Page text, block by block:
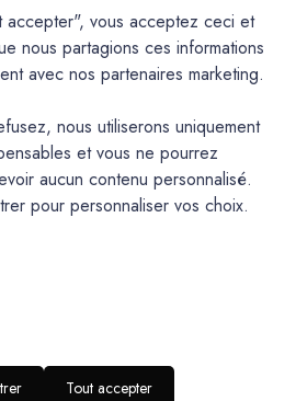
application déconseillée à
suivantes : AGAVE, ALBERTE,
BIMONT, BISOU, CAFOUCH,
GRAND PIN, JOUBARBE,
MINOT, MIRAMAR, MON
PICNIC, SARTINE,
qui peuvent être utilisées à
accepter", vous acceptez ceci et
nous partagions ces informations
avec nos partenaires marketing.
nous utiliserons uniquement
et vous ne pourrez
aucun contenu personnalisé.
pour personnaliser vos choix.
Tout accepter